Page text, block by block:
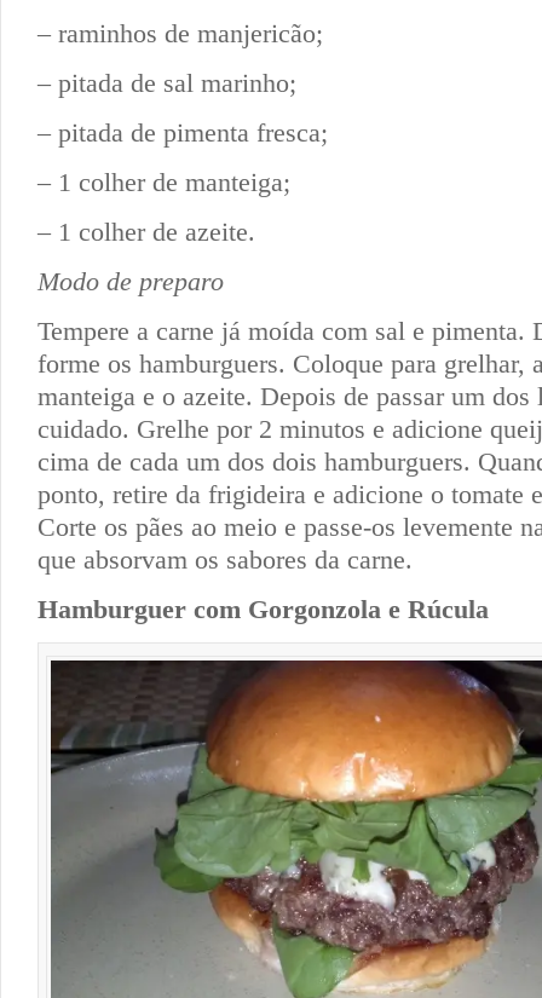
– raminhos de manjericão;
– pitada de sal marinho;
– pitada de pimenta fresca;
– 1 colher de manteiga;
– 1 colher de azeite.
Modo de preparo
Tempere a carne já moída com sal e pimenta.
forme os hamburguers. Coloque para grelhar,
manteiga e o azeite. Depois de passar um
cuidado. Grelhe por 2 minutos e adicione
cima de cada um dos dois hamburguers.
ponto, retire da frigideira e adicione o tomate
Corte os pães ao meio e passe-os levemente
que absorvam os sabores da carne.
Hamburguer com Gorgonzola e Rúcula